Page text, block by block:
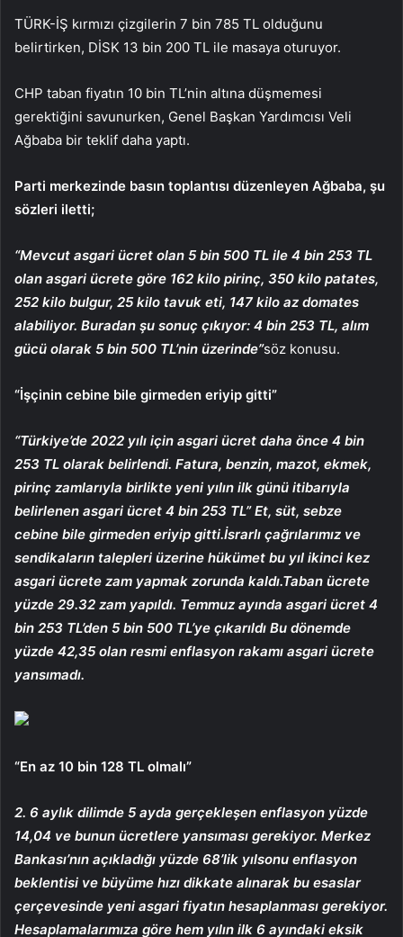
TÜRK-İŞ kırmızı çizgilerin 7 bin 785 TL olduğunu
belirtirken, DİSK 13 bin 200 TL ile masaya oturuyor.
CHP taban fiyatın 10 bin TL’nin altına düşmemesi
gerektiğini savunurken, Genel Başkan Yardımcısı Veli
Ağbaba bir teklif daha yaptı.
Parti merkezinde basın toplantısı düzenleyen Ağbaba, şu
sözleri iletti;
“Mevcut asgari ücret olan 5 bin 500 TL ile 4 bin 253 TL
olan asgari ücrete göre 162 kilo pirinç, 350 kilo patates,
252 kilo bulgur, 25 kilo tavuk eti, 147 kilo az domates
alabiliyor. Buradan şu sonuç çıkıyor: 4 bin 253 TL, alım
gücü olarak 5 bin 500 TL’nin üzerinde”söz konusu.
“İşçinin cebine bile girmeden eriyip gitti”
“Türkiye’de 2022 yılı için asgari ücret daha önce 4 bin
253 TL olarak belirlendi. Fatura, benzin, mazot, ekmek,
pirinç zamlarıyla birlikte yeni yılın ilk günü itibarıyla
belirlenen asgari ücret 4 bin 253 TL” Et, süt, sebze
cebine bile girmeden eriyip gitti.İsrarlı çağrılarımız ve
sendikaların talepleri üzerine hükümet bu yıl ikinci kez
asgari ücrete zam yapmak zorunda kaldı.Taban ücrete
yüzde 29.32 zam yapıldı. Temmuz ayında asgari ücret 4
bin 253 TL’den 5 bin 500 TL’ye çıkarıldı Bu dönemde
yüzde 42,35 olan resmi enflasyon rakamı asgari ücrete
yansımadı.
“En az 10 bin 128 TL olmalı”
2. 6 aylık dilimde 5 ayda gerçekleşen enflasyon yüzde
14,04 ve bunun ücretlere yansıması gerekiyor. Merkez
Bankası’nın açıkladığı yüzde 68’lik yılsonu enflasyon
beklentisi ve büyüme hızı dikkate alınarak bu esaslar
çerçevesinde yeni asgari fiyatın hesaplanması gerekiyor.
Hesaplamalarımıza göre hem yılın ilk 6 ayındaki eksik